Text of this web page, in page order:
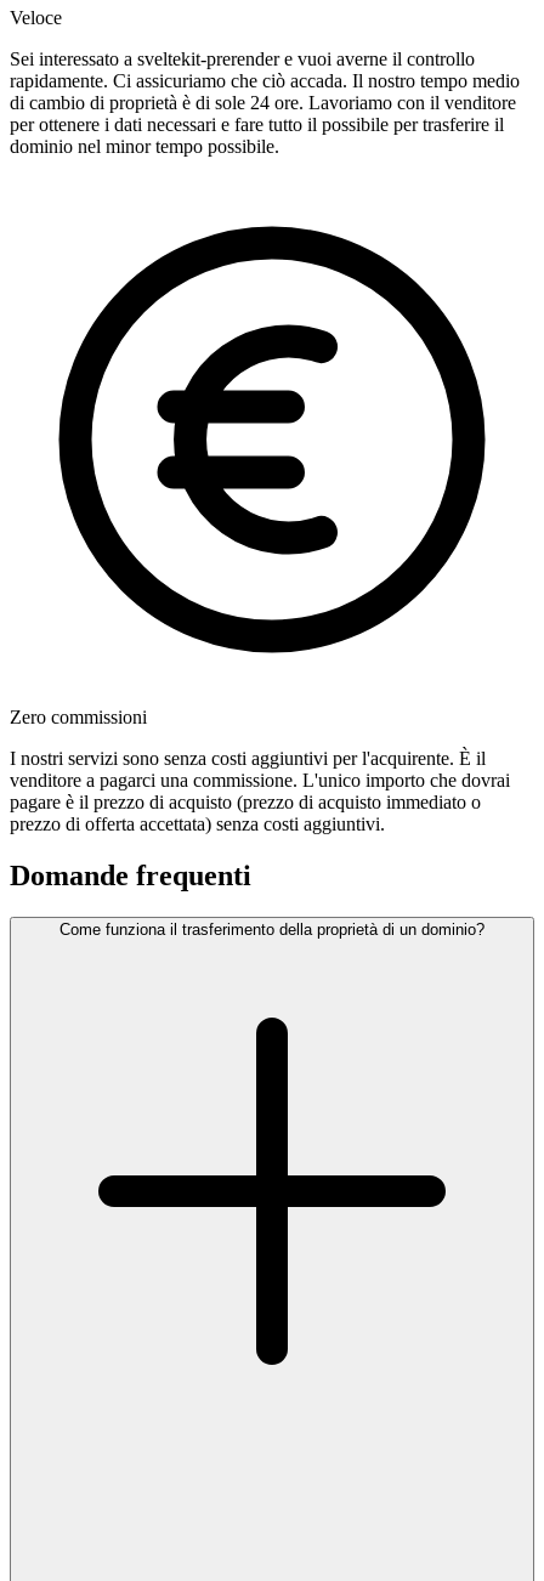
Veloce
Sei interessato a sveltekit-prerender e vuoi averne il controllo
rapidamente. Ci assicuriamo che ciò accada. Il nostro tempo medio
di cambio di proprietà è di sole 24 ore. Lavoriamo con il venditore
per ottenere i dati necessari e fare tutto il possibile per trasferire il
dominio nel minor tempo possibile.
Zero commissioni
I nostri servizi sono senza costi aggiuntivi per l'acquirente. È il
venditore a pagarci una commissione. L'unico importo che dovrai
pagare è il prezzo di acquisto (prezzo di acquisto immediato o
prezzo di offerta accettata) senza costi aggiuntivi.
Domande frequenti
Come funziona il trasferimento della proprietà di un dominio?